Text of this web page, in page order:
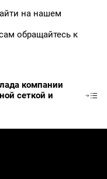
на нашем
обращайтесь к
компании
сеткой и